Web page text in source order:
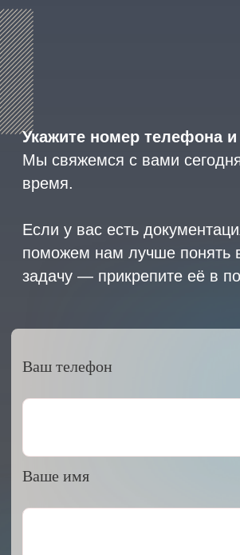
ИНН 2466160772 КПП 246601001 ОГРН
1152468015391
2023 © ARMET GROUP
Политика конфиденциальности